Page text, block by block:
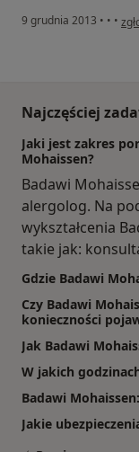
9 grudnia 2013 • • • w
Najczęściej
Jaki jest zakres
Mohaissen?
Badawi
alergolog. Na
wykształcenia
takie jak:
Gdzie Badawi
Czy Badawi
konieczności
Jak Badawi
W jakich
Badawi
Jakie